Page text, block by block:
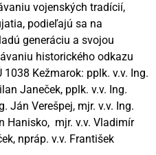
vojenských tradícií,
podieľajú sa na
generáciu a svojou
historického odkazu
Kežmarok: pplk. v.v. Ing.
Janeček, pplk. v.v. Ing.
Verešpej, mjr. v.v. Ing.
Hanisko, mjr. v.v. Vladimír
npráp. v.v. František